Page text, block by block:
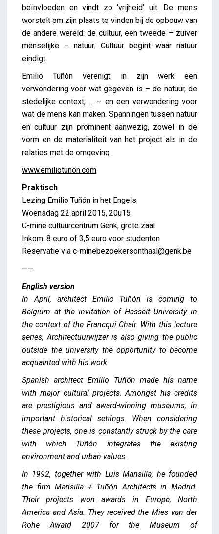
beïnvloeden en vindt zo ‘vrijheid’ uit. De mens
worstelt om zijn plaats te vinden bij de opbouw van
de andere wereld: de cultuur, een tweede – zuiver
menselijke – natuur. Cultuur begint waar natuur
eindigt.
Emilio Tuñón verenigt in zijn werk een
verwondering voor wat gegeven is – de natuur, de
stedelijke context, … – en een verwondering voor
wat de mens kan maken. Spanningen tussen natuur
en cultuur zijn prominent aanwezig, zowel in de
vorm en de materialiteit van het project als in de
relaties met de omgeving.
www.emiliotunon.com
Praktisch
Lezing Emilio Tuñón in het Engels
Woensdag 22 april 2015, 20u15
C-mine cultuurcentrum Genk, grote zaal
Inkom: 8 euro of 3,5 euro voor studenten
Reservatie via c-minebezoekersonthaal@genk.be
——
English version
In April, architect Emilio Tuñón is coming to
Belgium at the invitation of Hasselt University in
the context of the Francqui Chair. With this lecture
series, Architectuurwijzer is also giving the public
outside the university the opportunity to become
acquainted with his work.
Spanish architect Emilio Tuñón made his name
with major cultural projects. Amongst his credits
are prestigious and award-winning museums, in
important historical settings. When considering
these projects, one is constantly struck by the care
with which Tuñón integrates the existing
environment and urban values.
In 1992, together with Luis Mansilla, he founded
the firm Mansilla + Tuñón Architects in Madrid.
Their projects won awards in Europe, North
America and Asia. They received the Mies van der
Rohe Award 2007 for the Museum of